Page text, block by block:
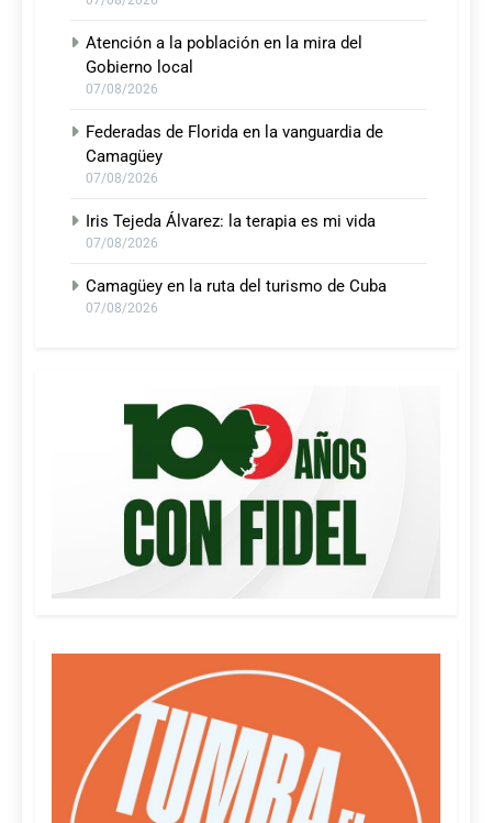
Atención a la población en la mira del
Gobierno local
07/08/2026
Federadas de Florida en la vanguardia de
Camagüey
07/08/2026
Iris Tejeda Álvarez: la terapia es mi vida
07/08/2026
Camagüey en la ruta del turismo de Cuba
07/08/2026